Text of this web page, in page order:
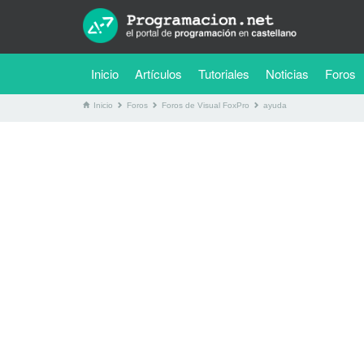
Inicio Artículos Tutoriales (current)
Noticias Foros
Inicio Foros Foros de Visual FoxPro ayuda